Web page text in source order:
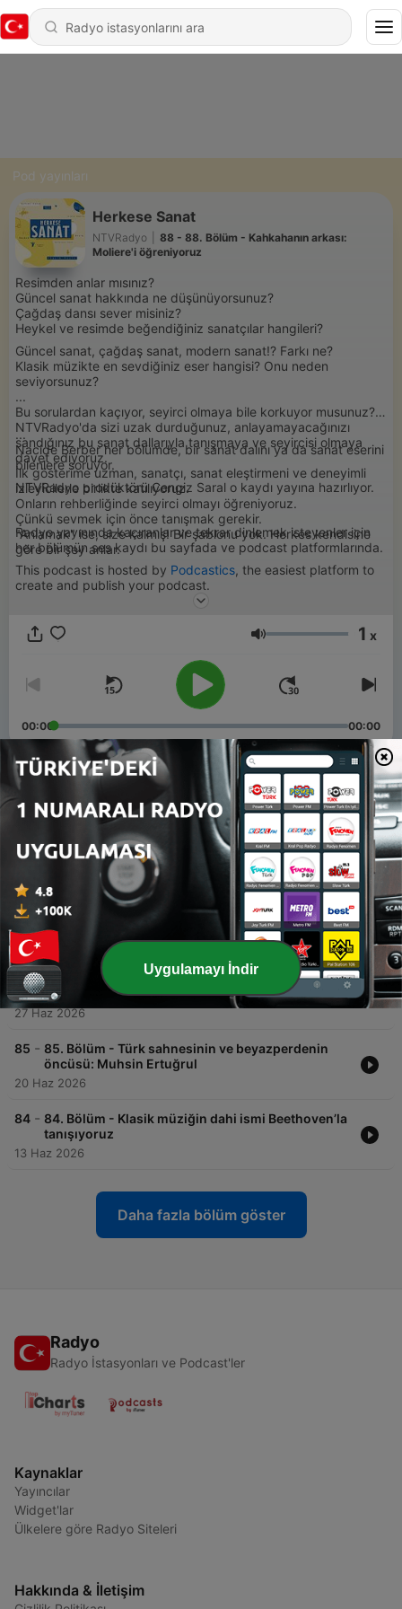
Pod yayınları
Herkese Sanat
NTVRadyo
88 - 88. Bölüm - Kahkahanın arkası:
Moliere'i öğreniyoruz
Resimden anlar mısınız?
Güncel sanat hakkında ne düşünüyorsunuz?
Çağdaş dansı sever misiniz?
Heykel ve resimde beğendiğiniz sanatçılar hangileri?
Güncel sanat, çağdaş sanat, modern sanat!? Farkı ne?
Klasik müzikte en sevdiğiniz eser hangisi? Onu neden
seviyorsunuz?
...
Bu sorulardan kaçıyor, seyirci olmaya bile korkuyor musunuz?
NTVRadyo'da sizi uzak durduğunuz, anlayamayacağınızı
sandığınız bu sanat dallarıyla tanışmaya ve seyircisi olmaya
davet ediyoruz.
İlk gösterime uzman, sanatçı, sanat eleştirmeni ve deneyimli
izleyicilerle birlikte katılıyoruz.
Onların rehberliğinde seyirci olmayı öğreniyoruz.
Çünkü sevmek için önce tanışmak gerekir.
"Anlamak" ise, size kalmış! Bir şablonu yok. Herkes kendisine
göre bir şey anlar.
...
Nacide Berber her bölümde, bir sanat dalını ya da sanat eserini
bilenlere soruyor.
NTVRadyo prodüktörü Cengiz Saral o kaydı yayına hazırlıyor.
Radyo yayınında kaçıranlar ve tekrar dinlemek isteyenler için
her bölümün ses kaydı bu sayfada ve podcast platformlarında.
This podcast is hosted by Podcastics, the easiest platform to
create and publish your podcast.
Ses 1 x
00:00 00:00
Bölümler
88. Bölüm - Kahkahanın arkası: Moliere'i
öğreniyoruz
87 - 87.Bölüm - Operanın zamansız efsanesi Maria
Callas'ı öğreniyoruz
04 Tem 2026
86 - 86. Bölüm - Sıradan hayatların büyük yazarı:
Anton Çehov'u öğreniyoruz
27 Haz 2026
85 - 85. Bölüm - Türk sahnesinin ve beyazperdenin
öncüsü: Muhsin Ertuğrul
20 Haz 2026
84 - 84. Bölüm - Klasik müziğin dahi ismi Beethoven’la
tanışıyoruz
13 Haz 2026
Daha fazla bölüm göster
Radyo
Radyo İstasyonları ve Podcast'ler
Kaynaklar
Yayıncılar
Widget'lar
Ülkelere göre Radyo Siteleri
Hakkında & İletişim
Uygulamayı İndir